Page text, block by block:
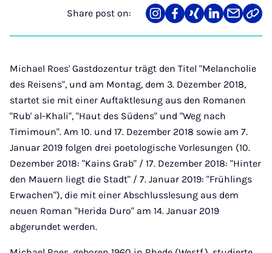
Share post on:
Share
on
Teilen
auf
Teilen
auf
Teilen
auf
Teilen
über
Mail
Link
Michael Roes' Gastdozentur trägt den Titel "Melancholie
des Reisens", und am Montag, dem 3. Dezember 2018,
startet sie mit einer Auftaktlesung aus den Romanen
"Rub' al-Khali", "Haut des Südens" und "Weg nach
Timimoun". Am 10. und 17. Dezember 2018 sowie am 7.
Januar 2019 folgen drei poetologische Vorlesungen (10.
Dezember 2018: "Kains Grab" / 17. Dezember 2018: "Hinter
den Mauern liegt die Stadt" / 7. Januar 2019: "Frühlings
Erwachen"), die mit einer Abschlusslesung aus dem
neuen Roman "Herida Duro" am 14. Januar 2019
abgerundet werden.